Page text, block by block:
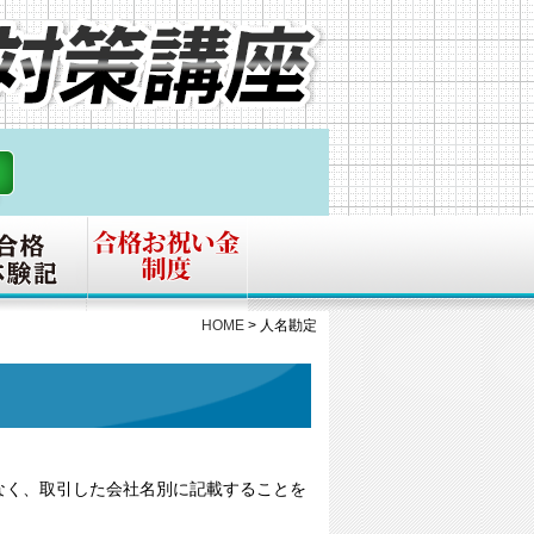
HOME > 人名勘定
、取引した会社名別に記載することを